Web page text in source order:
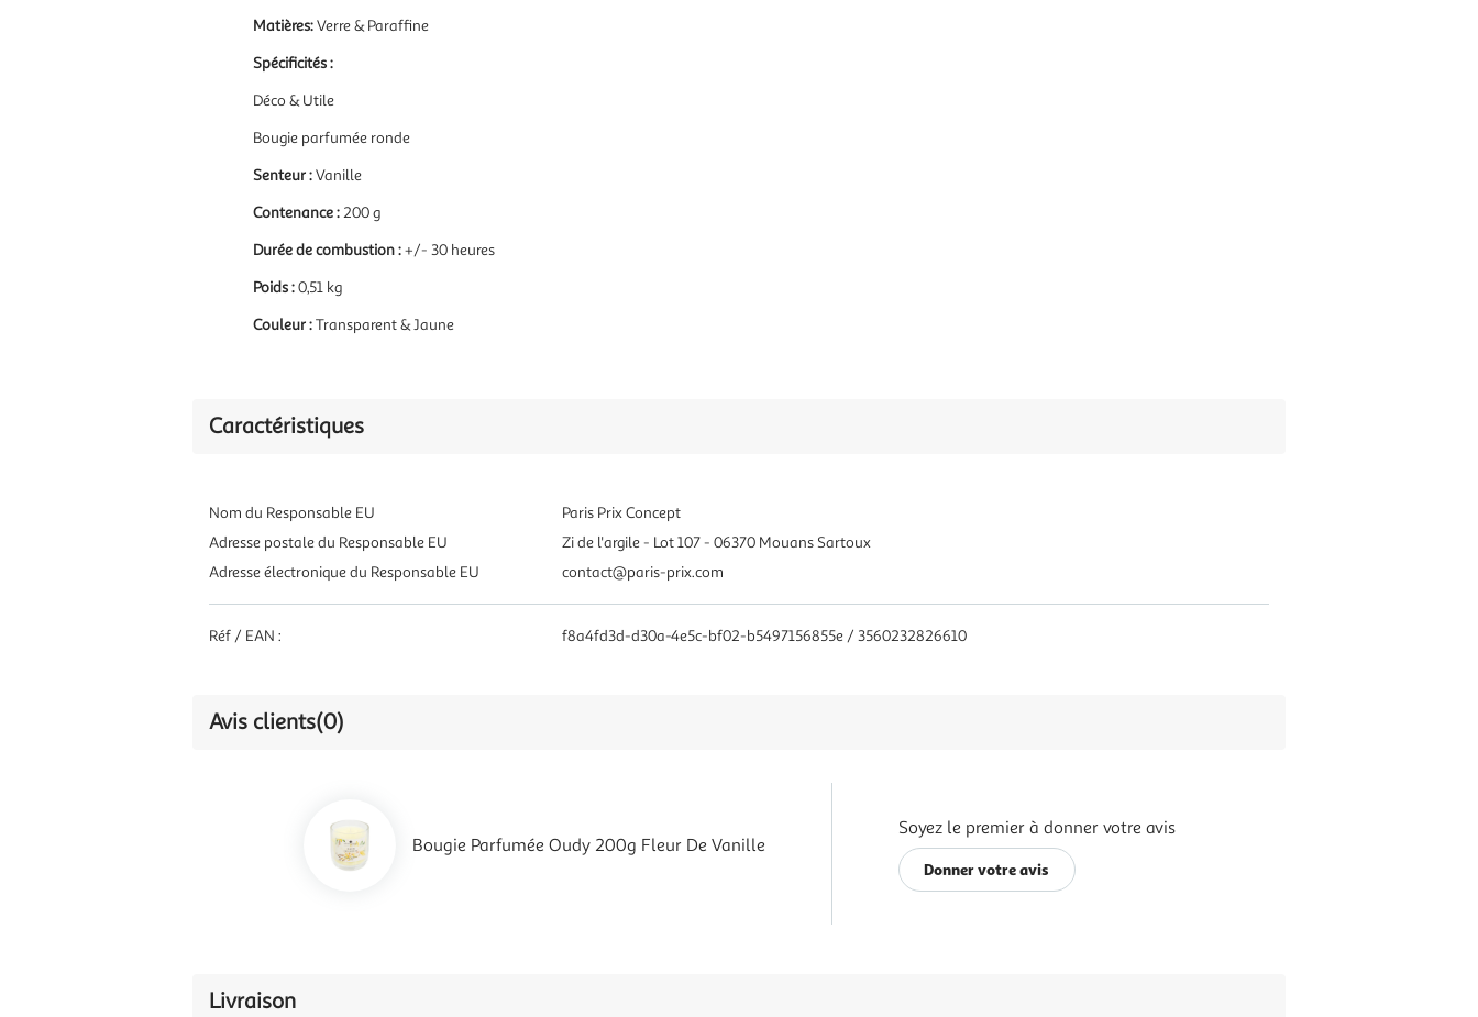
Matières:Verre & Paraffine
Spécificités :
Déco & Utile
Bougie parfumée ronde
Senteur :Vanille
Contenance :200 g
Durée de combustion :+/- 30 heures
Poids :0,51 kg
Couleur :Transparent & Jaune
Caractéristiques
Nom du Responsable EU
Paris Prix Concept
Adresse postale du Responsable EU
Zi de l'argile - Lot 107 - 06370 Mouans Sartoux
Adresse électronique du Responsable EU
contact@paris-prix.com
Réf / EAN : f8a4fd3d-d30a-4e5c-bf02-b5497156855e / 3560232826610
Avis clients(0)
Bougie Parfumée Oudy 200g Fleur De Vanille
Soyez le premier à donner votre avis
Donner votre avis
Livraison